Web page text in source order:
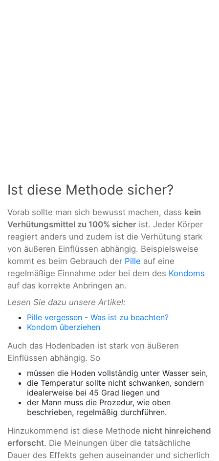
Ist diese Methode sicher?
Vorab sollte man sich bewusst machen, dass kein
Verhütungsmittel zu 100% sicher ist. Jeder Körper
reagiert anders und zudem ist die Verhütung stark
von äußeren Einflüssen abhängig. Beispielsweise
kommt es beim Gebrauch der Pille auf eine
regelmäßige Einnahme oder bei dem des Kondoms
auf das korrekte Anbringen an.
Lesen Sie dazu unsere Artikel:
Pille vergessen - Was ist zu beachten?
Kondom überziehen
Auch das Hodenbaden ist stark von äußeren
Einflüssen abhängig. So
müssen die Hoden vollständig unter Wasser sein,
die Temperatur sollte nicht schwanken, sondern
idealerweise bei 45 Grad liegen und
der Mann muss die Prozedur, wie oben
beschrieben, regelmäßig durchführen.
Hinzukommend ist diese Methode nicht hinreichend
erforscht. Die Meinungen über die tatsächliche
Dauer des Effekts gehen auseinander und sicherlich